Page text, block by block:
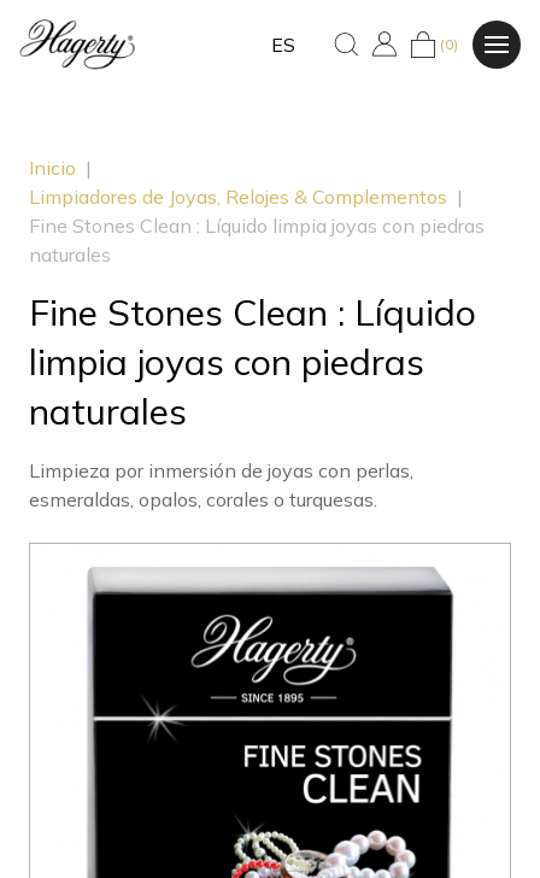
ES (0)
Inicio |
Limpiadores de Joyas, Relojes & Complementos |
Fine Stones Clean : Líquido limpia joyas con piedras
naturales
Fine Stones Clean : Líquido
limpia joyas con piedras
naturales
Limpieza por inmersión de joyas con perlas,
esmeraldas, opalos, corales o turquesas.